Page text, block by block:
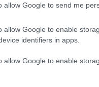
allow Google to send me
allow Google to enable
identifiers in apps.
allow Google to enable
Ειδήσεις
για Όλους 2026:
αίτηση